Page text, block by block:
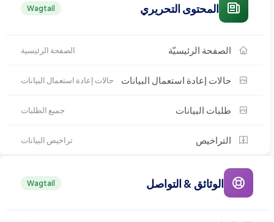
المحتوى التحريري Wagtail
الصفحة الرئيسيّة الصفحة الرئيسية
حالات إعادة استعمال البيانات حالات إعادة استعمال البيانات
طلبات البيانات جميع الطلبات
التراخيص تراخيص البيانات
الوثائق & التواصل Wagtail